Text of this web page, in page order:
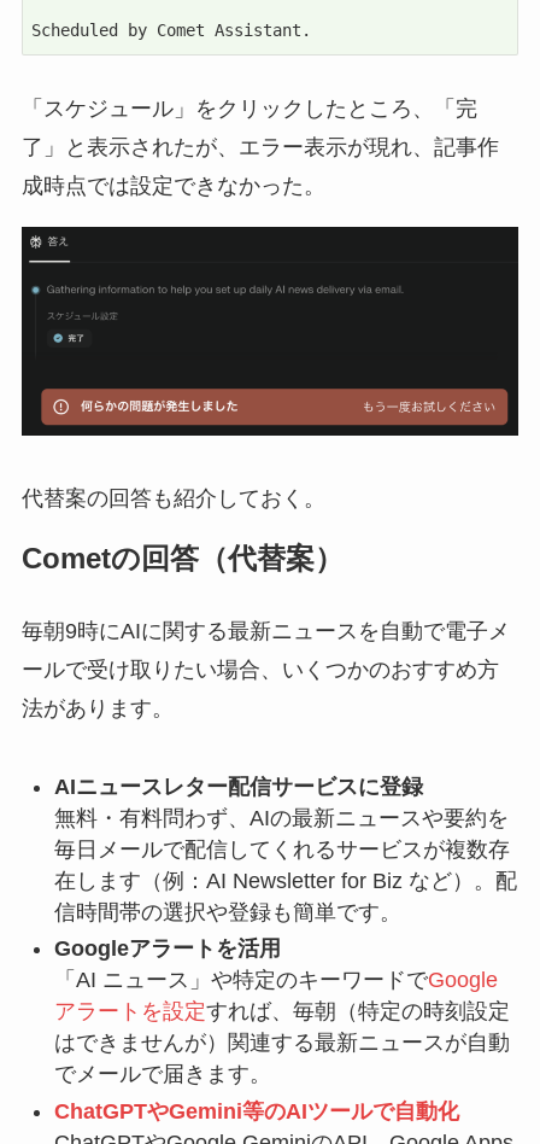
Scheduled by Comet Assistant.
「スケジュール」をクリックしたところ、「完
了」と表示されたが、エラー表示が現れ、記事作
成時点では設定できなかった。
代替案の回答も紹介しておく。
Cometの回答（代替案）
毎朝9時にAIに関する最新ニュースを自動で電子メ
ールで受け取りたい場合、いくつかのおすすめ方
法があります。
AIニュースレター配信サービスに登録
無料・有料問わず、AIの最新ニュースや要約を
毎日メールで配信してくれるサービスが複数存
在します（例：AI Newsletter for Biz など）。配
信時間帯の選択や登録も簡単です。
Googleアラートを活用
「AI ニュース」や特定のキーワードでGoogle
アラートを設定すれば、毎朝（特定の時刻設定
はできませんが）関連する最新ニュースが自動
でメールで届きます。
ChatGPTやGemini等のAIツールで自動化